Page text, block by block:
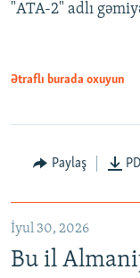
"ATA-2" adlı
Ətraflı burada oxuyun
Paylaş
İyul 30, 2026
Bu il